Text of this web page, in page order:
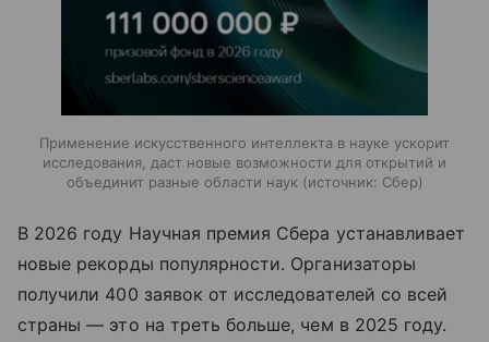
Применение искусственного интеллекта в науке ускорит
исследования, даст новые возможности для открытий и
объединит разные области наук
источник: Сбер
В 2026 году Научная премия Сбера устанавливает
новые рекорды популярности. Организаторы
получили 400 заявок от исследователей со всей
страны — это на треть больше, чем в 2025 году.